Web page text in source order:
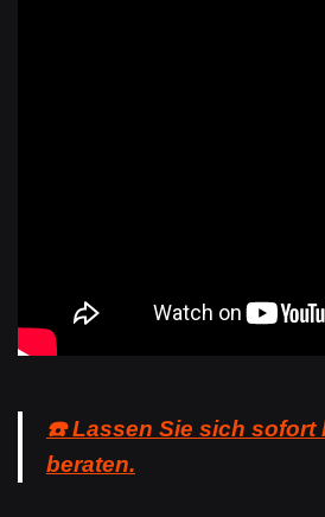
☎️ Lassen Sie sich sofort
beraten.